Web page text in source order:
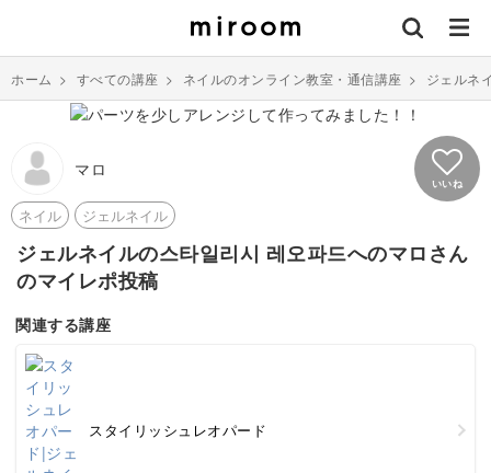
ホーム > すべての講座 > ネイルのオンライン教室・通信講座 > ジェルネ
マロ
いいね
ネイル ジェルネイル
ジェルネイルの스타일리시 레오파드へのマロさん
のマイレポ投稿
関連する講座
スタイリッシュレオパード